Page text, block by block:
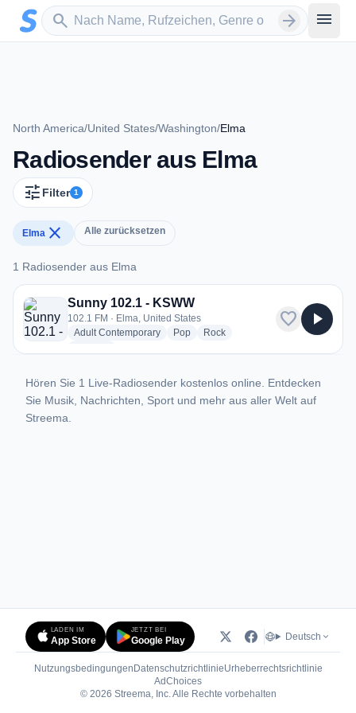
Zum Hauptinhalt springen
search
Sender suchen arrow_forward menu
North America/United States/Washington/Elma
Radiosender aus Elma
tune Filter 1
Elma close Alle zurücksetzen
1 Radiosender aus Elma
1 Radiosender aus Elma
Sunny 102.1 - KSWW
102.1 FM · Elma, United States
Adult Contemporaryradio stations
Popradio stations
Rockradio stations
favorite play_arrow
Hören Sie 1 Live-Radiosender kostenlos online. Entdecken
Sie Musik, Nachrichten, Sport und mehr aus aller Welt auf
Streema.
LADEN IM
App Store
JETZT BEI
Google Play Deutsch
Nutzungsbedingungen DatenschutzrichtlinieUrheberrechtsrichtlinie
AdChoices(öffnet in neuem Tab)
© 2026 Streema, Inc. Alle Rechte vorbehalten